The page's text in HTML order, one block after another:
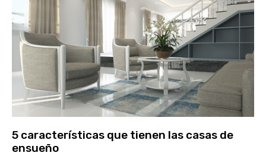
5 características que tienen las casas de
ensueño